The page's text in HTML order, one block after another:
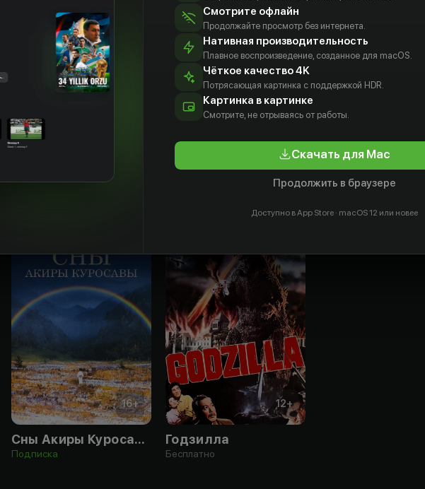
Ёсифуми
Кэндзи
Сахара
Тадзаки
16+
Сны Акиры Куросавы
Подписка
12+
Годзилла
Бесплатно
Смотрите офлайн
Продолжайте просмотр без интернета.
Нативная производительность
Плавное воспроизведение, созданное для macOS.
Чёткое качество 4K
Потрясающая картинка с поддержкой HDR.
Картинка в картинке
Смотрите, не отрываясь от работы.
Скачать для Mac
Продолжить в браузере
Доступно в App Store · macOS 12 или новее